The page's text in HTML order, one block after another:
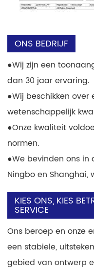
ONS BEDRIJF
●Wij zijn een
dan 30 jaar ervaring.
●Wij beschikken
wetenschappelijk
●Onze kwaliteit
normen.
●We bevinden ons
Ningbo en
KIES ONS, KIES
SERVICE
Ons beroep en onze
een stabiele,
gebied van ontwerp